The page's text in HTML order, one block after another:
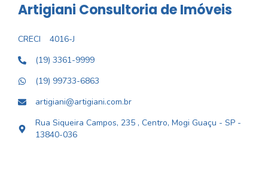
Artigiani Consultoria de Imóveis
CRECI
4016-J
(19) 3361-9999
(19) 99733-6863
artigiani@artigiani.com.br
Rua Siqueira Campos, 235 , Centro, Mogi Guaçu - SP -
13840-036